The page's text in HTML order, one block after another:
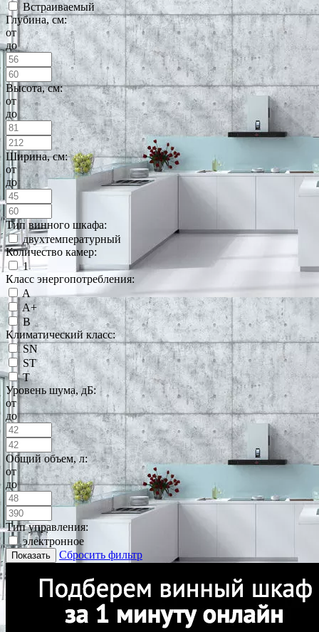
Встраиваемый
Глубина, см:
от
до
Высота, см:
от
до
Ширина, см:
от
до
Тип винного шкафа:
двухтемпературный
Количество камер:
1
Класс энергопотребления:
A
A+
B
Климатический класс:
SN
ST
T
Уровень шума, дБ:
от
до
Общий объем, л:
от
до
Тип управления:
электронное
Показать Сбросить фильтр